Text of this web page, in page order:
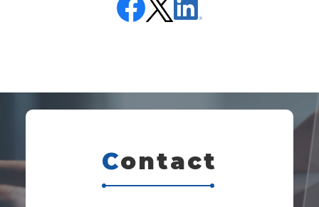
2002年トレンドマイクロ入社、製品開発部門、セ
キュリティのコアテクノロジー部門での品質マネジ
Contact